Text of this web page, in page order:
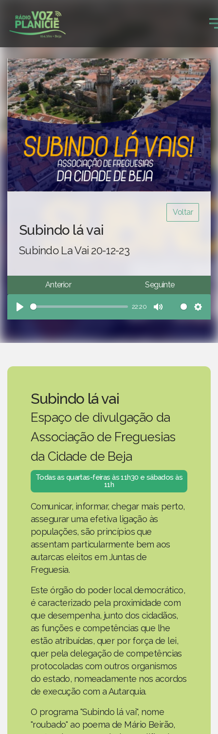
Voltar
Subindo lá vai
Subindo La Vai 20-12-23
Anterior Seguinte
Play
22:20
Mute
Subindo lá vai
Espaço de divulgação da
Associação de Freguesias
da Cidade de Beja
Todas as quartas-feiras às 11h30 e sábados às
11h
Comunicar, informar, chegar mais perto,
assegurar uma efetiva ligação às
populações, são princípios que
assentam particularmente bem aos
autarcas eleitos em Juntas de
Freguesia.
Este órgão do poder local democrático,
é caracterizado pela proximidade com
que desempenha, junto dos cidadãos,
as funções e competências que lhe
estão atribuídas, quer por força de lei,
quer pela delegação de competências
protocoladas com outros organismos
do estado, nomeadamente nos acordos
de execução com a Autarquia.
O programa "Subindo lá vai", nome
"roubado" ao poema de Mário Beirão,